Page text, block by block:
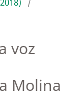
voz
Molina